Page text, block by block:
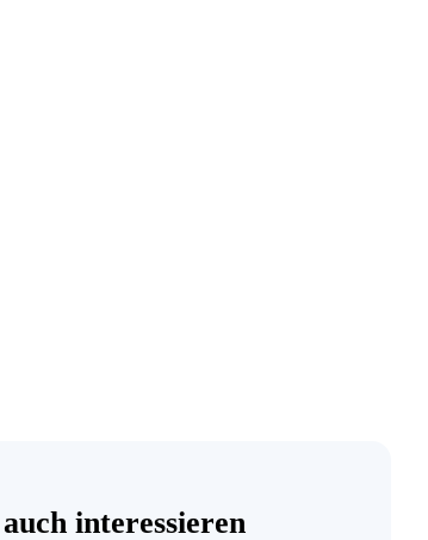
interessieren